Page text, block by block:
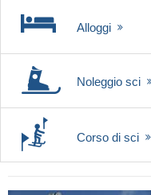
Alloggi
Noleggio sci
Corso di sci